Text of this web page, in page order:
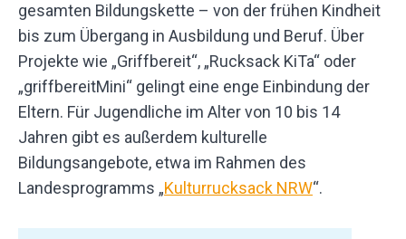
gesamten Bildungskette – von der frühen Kindheit
bis zum Übergang in Ausbildung und Beruf. Über
Projekte wie „Griffbereit“, „Rucksack KiTa“ oder
„griffbereitMini“ gelingt eine enge Einbindung der
Eltern. Für Jugendliche im Alter von 10 bis 14
Jahren gibt es außerdem kulturelle
Bildungsangebote, etwa im Rahmen des
Landesprogramms „Kulturrucksack NRW“.